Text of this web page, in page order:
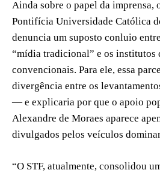
Ainda sobre o papel da imprensa,
Pontifícia Universidade Católica
denuncia um suposto conluio
“mídia tradicional” e os institutos
convencionais. Para ele, essa
divergência entre os
— e explicaria por que o apoio
Alexandre de Moraes aparece
divulgados pelos veículos
“O STF, atualmente, consolidou